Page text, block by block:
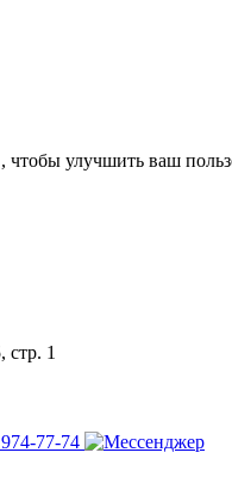
чтобы улучшить ваш
стр. 1
77-74